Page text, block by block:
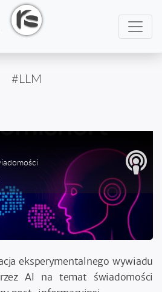
#LLM
eksperymentalnego wywiadu
AI na temat świadomości